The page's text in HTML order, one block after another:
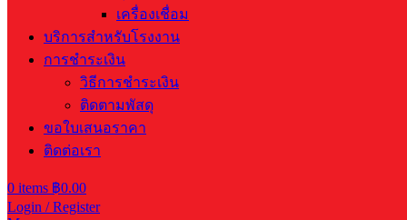
เครื่องเชื่อม
บริการสำหรับโรงงาน
การชำระเงิน
วิธีการชำระเงิน
ติดตามพัสดุ
ขอใบเสนอราคา
ติดต่อเรา
0 items ฿0.00
Login / Register